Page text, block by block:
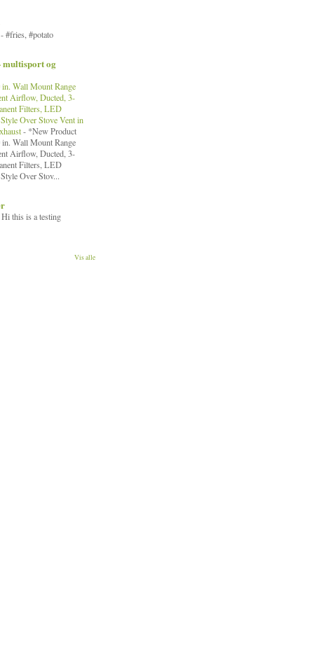
-#fries, #potato
multisport og
Wall Mount Range
Airflow, Ducted, 3-
Filters, LED
Over Stove Vent in
- *New Product
Wall Mount Range
Airflow, Ducted, 3-
Filters, LED
Over Stov...
Hi this is a testing
Vis alle